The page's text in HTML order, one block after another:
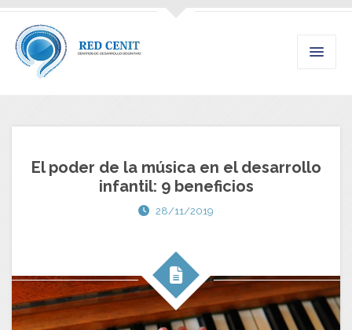
El poder de la música en el desarrollo
infantil: 9 beneficios
28/11/2019